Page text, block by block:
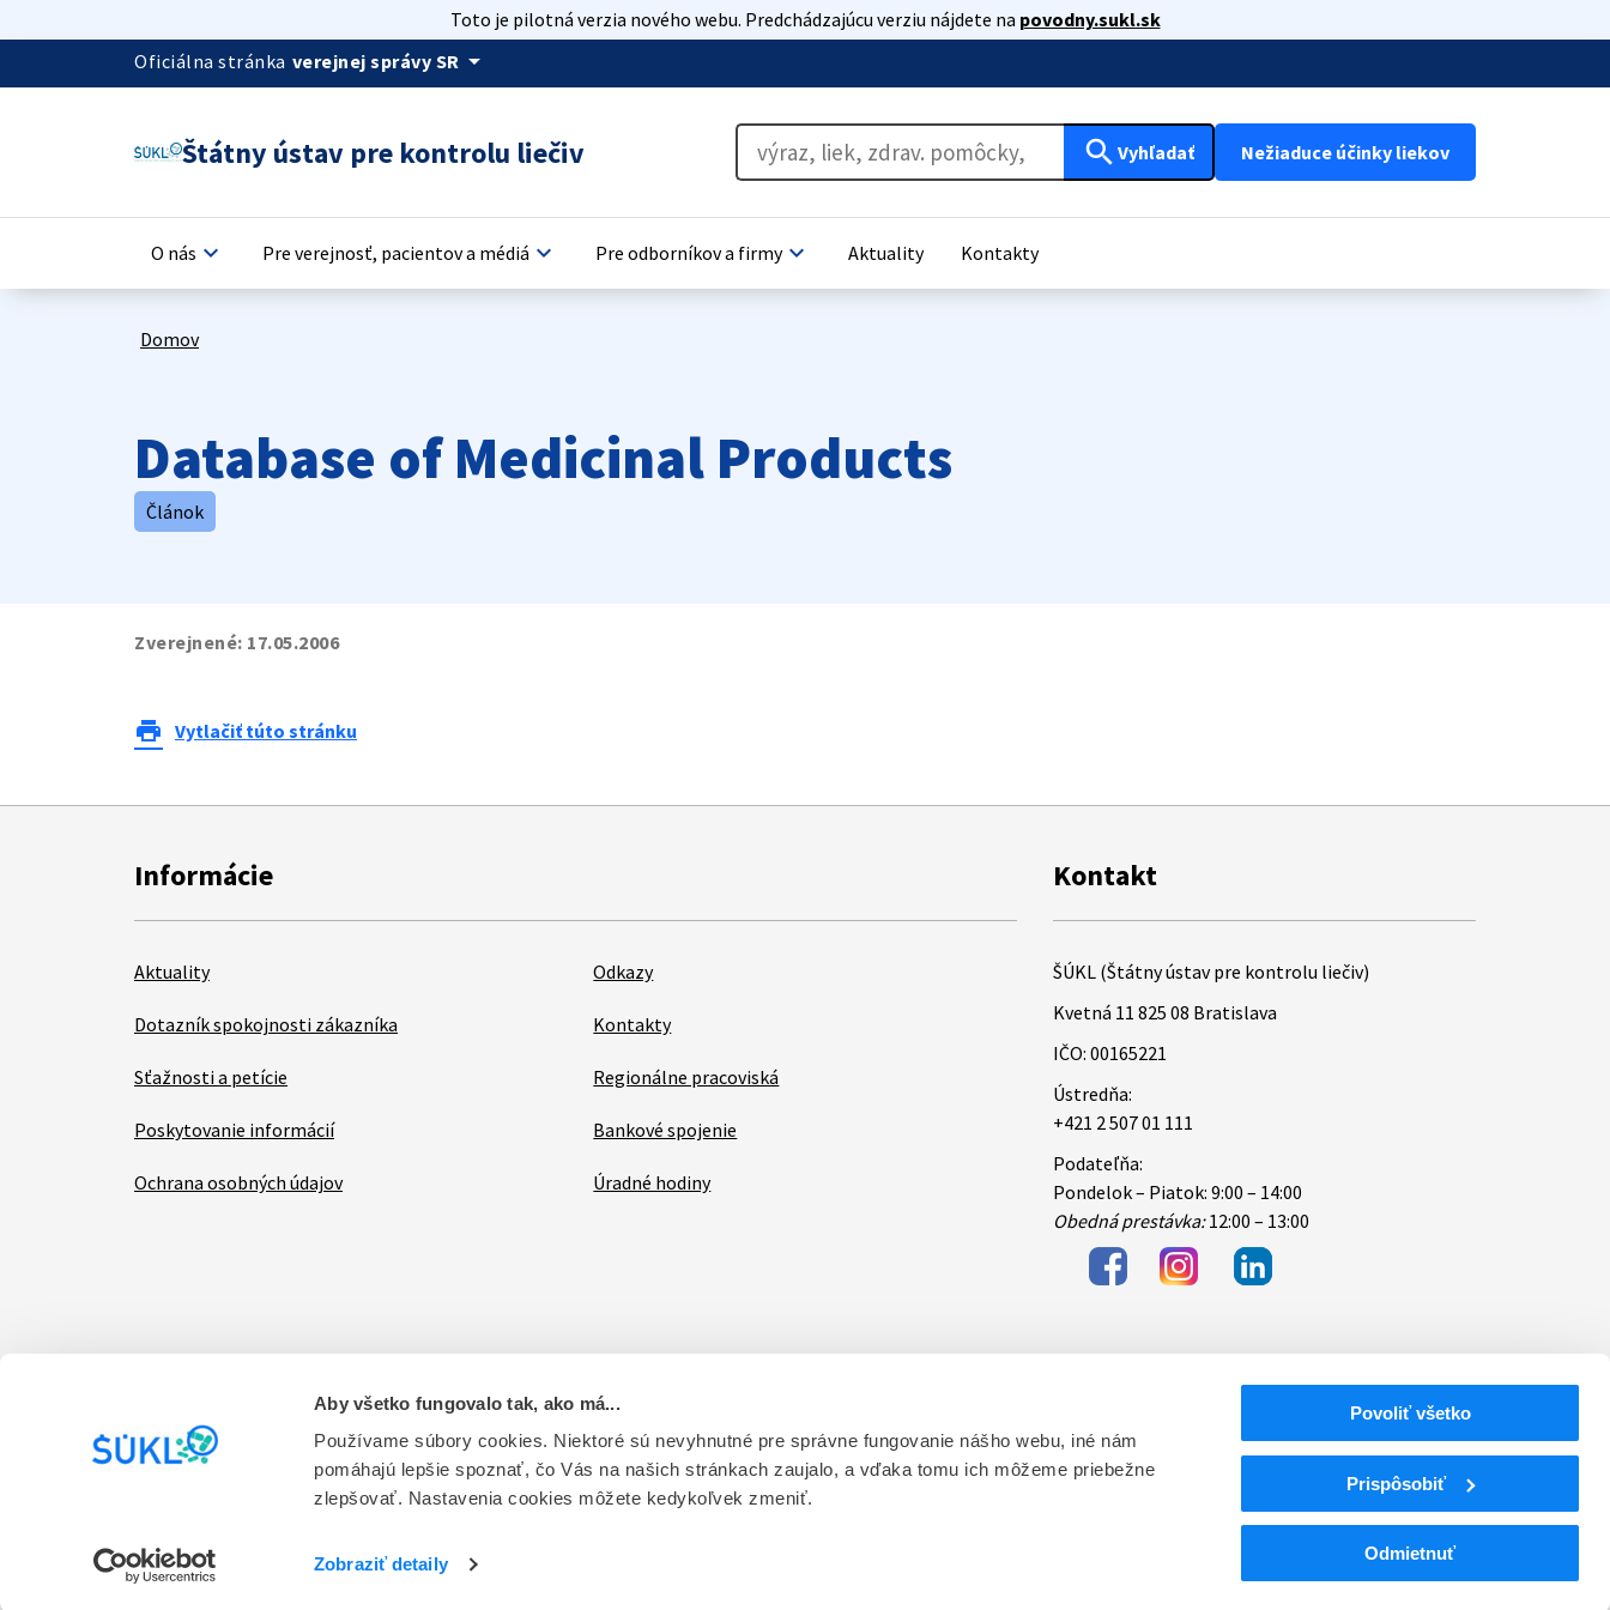
Aby všetko fungovalo tak, ako má...
Používame súbory cookies. Niektoré sú nevyhnutné pre správne fungovanie nášho webu, iné nám
pomáhajú lepšie spoznať, čo Vás na našich stránkach zaujalo, a vďaka tomu ich môžeme priebežne
zlepšovať. Nastavenia cookies môžete kedykoľvek zmeniť.
Zobraziť detaily
Povoliť všetko
Prispôsobiť
Odmietnuť
Toto je pilotná verzia nového webu. Predchádzajúcu verziu nájdete na povodny.sukl.sk
Oficiálna stránka verejnej správy SR arrow_drop_down
Štátny ústav pre kontrolu liečiv search Vyhľadať Nežiaduce účinky liekov
O nás keyboard_arrow_down Pre verejnosť, pacientov a médiá keyboard_arrow_down Pre odborníkov a firmykeyboard_arrow_down Aktuality Kontakty
Domov
Database of Medicinal Products
Článok
Zverejnené: 17.05.2006
print Vytlačiť túto stránku
Informácie
Aktuality
Dotazník spokojnosti zákazníka
Sťažnosti a petície
Poskytovanie informácií
Ochrana osobných údajov
Odkazy
Kontakty
Regionálne pracoviská
Bankové spojenie
Úradné hodiny
Kontakt
ŠÚKL (Štátny ústav pre kontrolu liečiv)
Kvetná 11 825 08 Bratislava
IČO: 00165221
Ústredňa:
+421 2 507 01 111
Podateľňa:
Pondelok – Piatok: 9:00 – 14:00
Obedná prestávka:12:00 – 13:00
Items
Vyhlásenie o prístupnosti Kontakt na prevádzkovateľa RSS Oznamy Databázy a servis Základné zásady bezpečnosti
Prevádzkovateľom stránky je Štátny ústav pre kontrolu liečiv. Vytvorené v súlade s Jednotným dizajn manuálom elektronických